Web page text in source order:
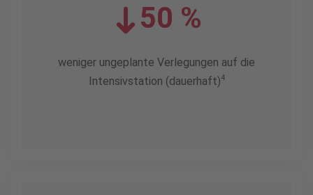
50 %
weniger ungeplante Verlegungen auf die
Intensivstation (dauerhaft)4